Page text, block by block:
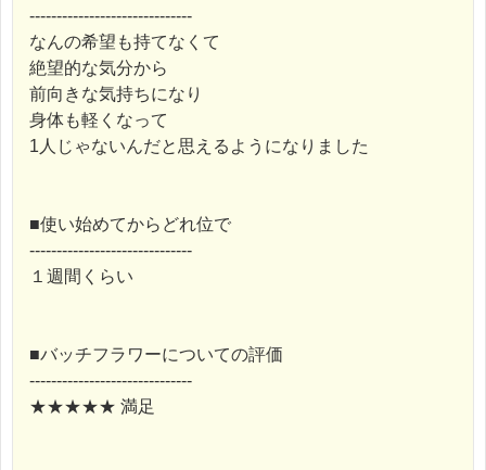
------------------------------
なんの希望も持てなくて
絶望的な気分から
前向きな気持ちになり
身体も軽くなって
1人じゃないんだと思えるようになりました
■使い始めてからどれ位で
------------------------------
１週間くらい
■バッチフラワーについての評価
------------------------------
★★★★★ 満足